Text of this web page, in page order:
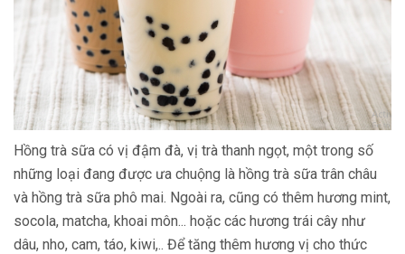
Hồng trà sữa có vị đậm đà, vị trà thanh ngọt, một trong số
những loại đang được ưa chuộng là hồng trà sữa trân châu
và hồng trà sữa phô mai. Ngoài ra, cũng có thêm hương mint,
socola, matcha, khoai môn... hoặc các hương trái cây như
dâu, nho, cam, táo, kiwi,.. Để tăng thêm hương vị cho thức